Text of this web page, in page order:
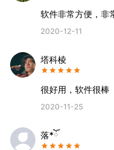
软件非常方便，非
2020-12-11
塔科棱
很好用，软件很棒
2020-11-25
落*ོ